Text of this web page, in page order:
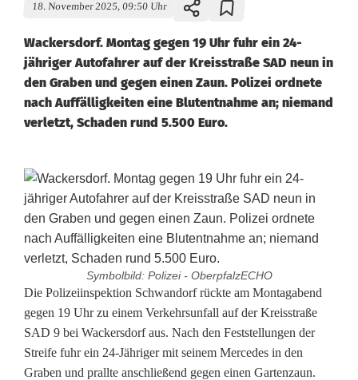
18. November 2025, 09:50 Uhr
Wackersdorf. Montag gegen 19 Uhr fuhr ein 24-
jähriger Autofahrer auf der Kreisstraße SAD neun in
den Graben und gegen einen Zaun. Polizei ordnete
nach Auffälligkeiten eine Blutentnahme an; niemand
verletzt, Schaden rund 5.500 Euro.
Symbolbild: Polizei - OberpfalzECHO
D
r
o
Die Polizeiinspektion Schwandorf rückte am Montagabend
gegen 19 Uhr zu einem Verkehrsunfall auf der Kreisstraße
SAD 9 bei Wackersdorf aus. Nach den Feststellungen der
Streife fuhr ein 24-Jähriger mit seinem Mercedes in den
Graben und prallte anschließend gegen einen Gartenzaun.